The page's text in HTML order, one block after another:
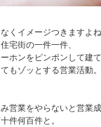
くイメージつきますよね
宅街の一件一件、
ホンをピンポンして建
もゾッとする営業活動。
営業をやらないと営業
件何百件と。